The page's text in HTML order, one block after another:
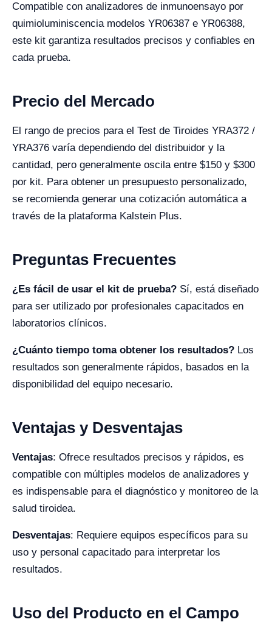
Compatible con analizadores de inmunoensayo por
quimioluminiscencia modelos YR06387 e YR06388,
este kit garantiza resultados precisos y confiables en
cada prueba.
Precio del Mercado
El rango de precios para el Test de Tiroides YRA372 /
YRA376 varía dependiendo del distribuidor y la
cantidad, pero generalmente oscila entre $150 y $300
por kit. Para obtener un presupuesto personalizado,
se recomienda generar una cotización automática a
través de la plataforma Kalstein Plus.
Preguntas Frecuentes
¿Es fácil de usar el kit de prueba? Sí, está diseñado
para ser utilizado por profesionales capacitados en
laboratorios clínicos.
¿Cuánto tiempo toma obtener los resultados? Los
resultados son generalmente rápidos, basados en la
disponibilidad del equipo necesario.
Ventajas y Desventajas
Ventajas: Ofrece resultados precisos y rápidos, es
compatible con múltiples modelos de analizadores y
es indispensable para el diagnóstico y monitoreo de la
salud tiroidea.
Desventajas: Requiere equipos específicos para su
uso y personal capacitado para interpretar los
resultados.
Uso del Producto en el Campo